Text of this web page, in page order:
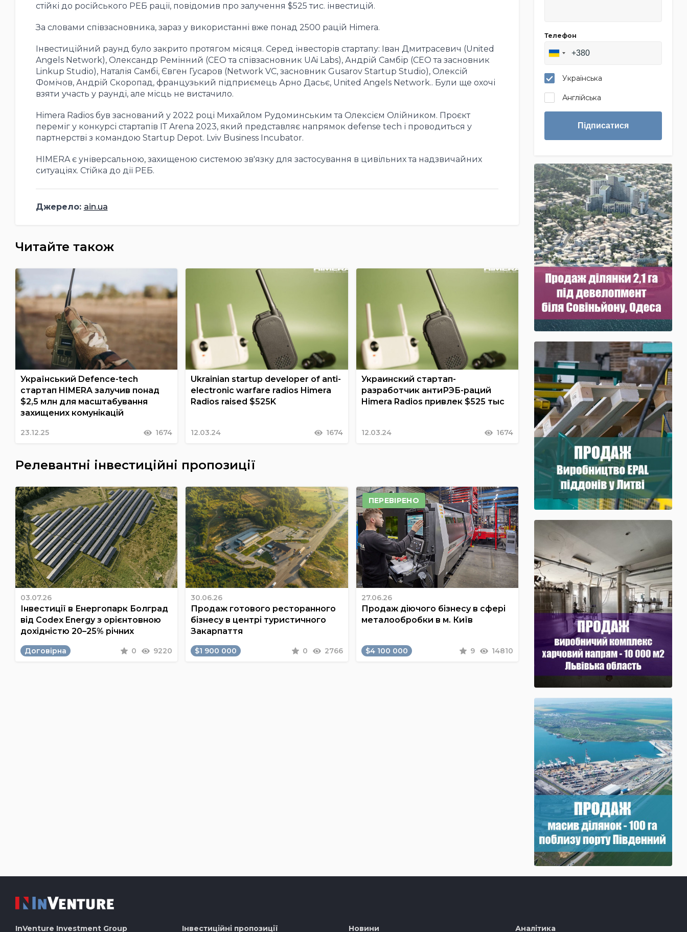
стійкі до російського РЕБ рації, повідомив про залучення $525 тис. інвестицій.
За словами співзасновника, зараз у використанні вже понад 2500 рацій Himera.
Інвестиційний раунд було закрито протягом місяця. Серед інвесторів стартапу: Іван Дмитрасевич (United
Angels Network), Олександр Ремінний (СЕО та співзасновник UAi Labs), Андрій Самбір (СЕО та засновник
Linkup Studio), Наталія Самбі, Євген Гусаров (Network VC, засновник Gusarov Startup Studio), Олексій
Фомічов, Андрій Скоропад, французький підприємець Арно Дасьє, United Angels Network.. Були ще охочі
взяти участь у раунді, але місць не вистачило.
Himera Radios був заснований у 2022 році Михайлом Рудоминським та Олексієм Олійником. Проєкт
переміг у конкурсі стартапів ІТ Arena 2023, який представляє напрямок defense tech і проводиться у
партнерстві з командою Startup Depot. Lviv Business Incubator.
HIMERA є універсальною, захищеною системою зв'язку для застосування в цивільних та надзвичайних
ситуаціях. Стійка до дії РЕБ.
Джерело: ain.ua
Читайте також
Український Defence-tech
стартап HIMERA залучив понад
$2,5 млн для масштабування
захищених комунікацій
23.12.25 1674
Ukrainian startup developer of anti-
electronic warfare radios Himera
Radios raised $525K
12.03.24 1674
Украинский стартап-
разработчик антиРЭБ-раций
Himera Radios привлек $525 тыс
12.03.24 1674
Релевантні інвестиційні пропозиції
03.07.26
Інвестиції в Енергопарк Болград
від Codex Energy з орієнтовною
дохідністю 20–25% річних
Договірна 0 9220
30.06.26
Продаж готового ресторанного
бізнесу в центрі туристичного
Закарпаття
$1 900 000 0 2766
ПЕРЕВІРЕНО
27.06.26
Продаж діючого бізнесу в сфері
металообробки в м. Київ
$4 100 000 9 14810
Телефон
Українська
Англійська
Підписатися
InVenture Investment Group Інвестиційні пропозиції Новини Аналітика